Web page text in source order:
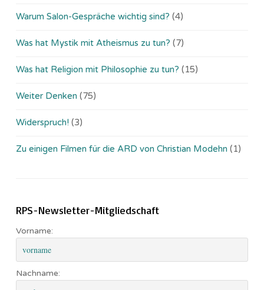
Warum Salon-Gespräche wichtig sind? (4)
Was hat Mystik mit Atheismus zu tun? (7)
Was hat Religion mit Philosophie zu tun? (15)
Weiter Denken (75)
Widerspruch! (3)
Zu einigen Filmen für die ARD von Christian Modehn (1)
RPS-Newsletter-Mitgliedschaft
Vorname:
Nachname: